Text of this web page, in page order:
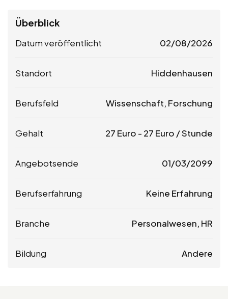
Überblick
Datum veröffentlicht 02/08/2026
Standort Hiddenhausen
Berufsfeld Wissenschaft, Forschung
Gehalt 27 Euro - 27 Euro / Stunde
Angebotsende 01/03/2099
Berufserfahrung Keine Erfahrung
Branche Personalwesen, HR
Bildung Andere